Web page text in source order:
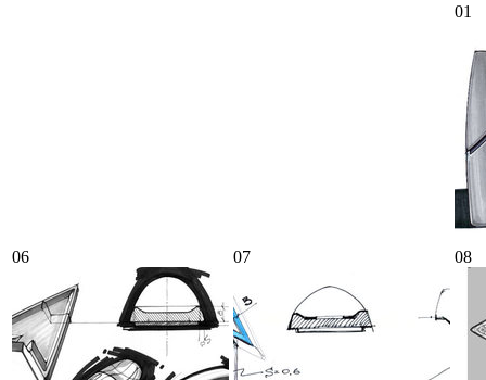
01
06 07 08